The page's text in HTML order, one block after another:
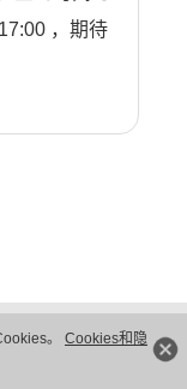
。 Cookies和隐
，期待